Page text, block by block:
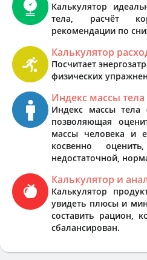
Калькулятор
тела, расчёт
рекомендации по
Калькулятор
Посчитает
физических
Индекс массы тела
Индекс массы
позволяющая
массы человека и
косвенно
недостаточной,
Калькулятор и
Калькулятор
увидеть плюсы и
составить рацион,
сбалансирован.